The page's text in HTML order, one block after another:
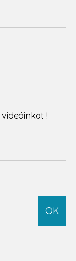
videóinkat !
OK